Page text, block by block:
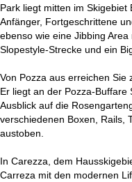
Park liegt mitten im
Anfänger, Fortgeschrittene
ebenso wie eine Jibbing
Slopestyle-Strecke und ein
Von Pozza aus erreichen Sie
Er liegt an der Pozza-
Ausblick auf die
verschiedenen Boxen, Rails,
austoben.
In Carezza, dem
Carreza mit den modernen